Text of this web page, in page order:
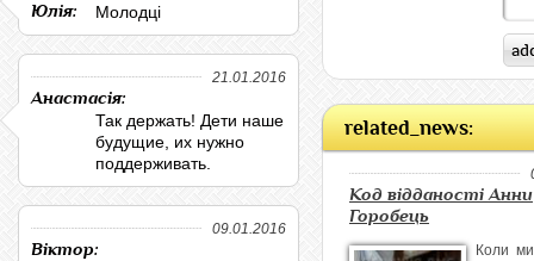
related_news:
Код відданості Анни
Горобець
Коли
Юлія: Молодці
21.01.2016
Анастасія:
Так держать! Дети наше
будущие, их нужно
поддерживать.
09.01.2016
Віктор: